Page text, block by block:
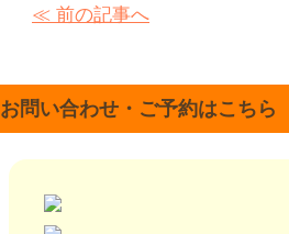
≪ 前の記事へ
お問い合わせ・ご予約はこちら